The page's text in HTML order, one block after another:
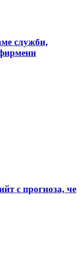
служби,
с прогноза, че